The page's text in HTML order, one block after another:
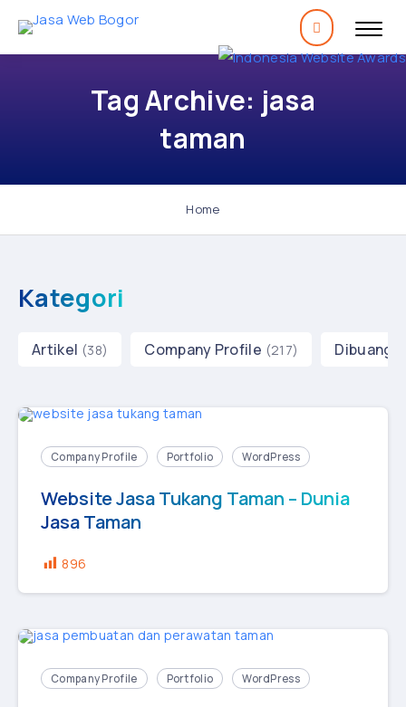
Tag Archive: jasa
taman
Home
Kategori
Artikel (38) Company Profile (217) Dibuang
Company Profile Portfolio WordPress
Website Jasa Tukang Taman – Dunia
Jasa Taman
896
Company Profile Portfolio WordPress